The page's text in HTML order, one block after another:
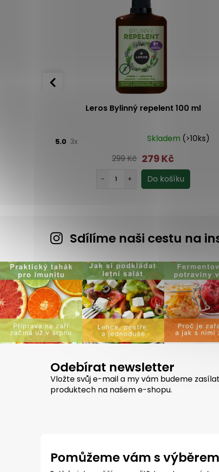
Leros Bylinný repelent 100 ml
5.0 3x Skladem (>10ks)
299 Kč 279 Kč
Sdílíme naši cestu na
Odebírat newsletter
Vložte svůj e-mail a my vám budeme
produktech na našem e-shopu.
Pomůžeme vám s výběrem